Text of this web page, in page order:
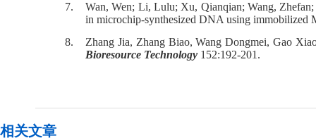
7.
Wan, Wen; Li, Lulu; Xu, Qianqian; Wang,
in microchip-synthesized DNA using immobilized
8.
Zhang Jia, Zhang Biao, Wang Dongmei, Gao
Bioresource Technology 152:192-201.
相关文章